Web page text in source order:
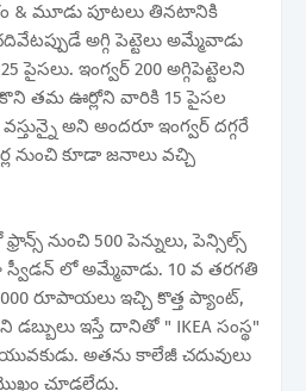
& మూడు పూటలు తినటానికి
అగ్గి పెట్టెలు అమ్మేవాడు
పైసలు. ఇంగ్వర్ 200 అగ్గిపెట్టెలని
కొని తమ ఊర్లోని వారికి 15 పైసల
అని అందరూ ఇంగ్వర్ దగ్గరే
నుంచి కూడా జనాలు వచ్చి
నుంచి 500 పెన్నులు, పెన్సిల్స్
లో అమ్మేవాడు. 10 వ తరగతి
రూపాయలు ఇచ్చి కొత్త ప్యాంట్,
ఇస్తే దానితో " IKEA సంస్థ"
అతను కాలేజీ చదువులు
చూడలేదు.